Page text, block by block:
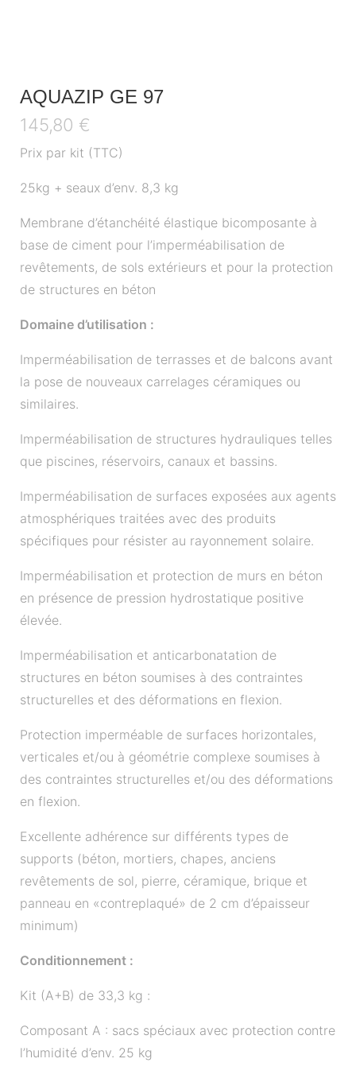
AQUAZIP GE 97
145,80 €
Prix par kit (TTC)
25kg + seaux d’env. 8,3 kg
Membrane d’étanchéité élastique bicomposante à
base de ciment pour l’imperméabilisation de
revêtements, de sols extérieurs et pour la protection
de structures en béton
Domaine d’utilisation :
Imperméabilisation de terrasses et de balcons avant
la pose de nouveaux carrelages céramiques ou
similaires.
Imperméabilisation de structures hydrauliques telles
que piscines, réservoirs, canaux et bassins.
Imperméabilisation de surfaces exposées aux agents
atmosphériques traitées avec des produits
spécifiques pour résister au rayonnement solaire.
Imperméabilisation et protection de murs en béton
en présence de pression hydrostatique positive
élevée.
Imperméabilisation et anticarbonatation de
structures en béton soumises à des contraintes
structurelles et des déformations en flexion.
Protection imperméable de surfaces horizontales,
verticales et/ou à géométrie complexe soumises à
des contraintes structurelles et/ou des déformations
en flexion.
Excellente adhérence sur différents types de
supports (béton, mortiers, chapes, anciens
revêtements de sol, pierre, céramique, brique et
panneau en «contreplaqué» de 2 cm d’épaisseur
minimum)
Conditionnement :
Kit (A+B) de 33,3 kg :
Composant A : sacs spéciaux avec protection contre
l’humidité d’env. 25 kg